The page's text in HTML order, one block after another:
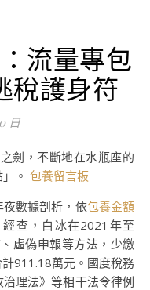
流量專包
稅護身符
日
劍，不斷地在水瓶座的
。 包養留言板
數據剖析，依包養金額
查，白冰在2021年至
虛偽申報等方法，少繳
911.18萬元。國度稅務
理法》等相干法令律例